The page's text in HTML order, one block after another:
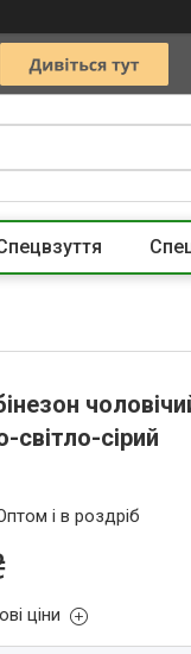
світло-сірий
і в роздріб
ціни